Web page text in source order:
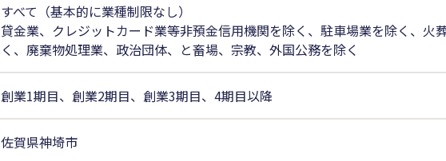
すべて（基本的に業種制限なし）
貸金業、クレジットカード業等非預金信用機関を除く、駐車場業を除く、火
く、廃棄物処理業、政治団体、と畜場、宗教、外国公務を除く
創業1期目、創業2期目、創業3期目、4期目以降
佐賀県神埼市